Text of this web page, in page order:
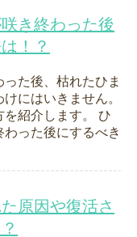
き終わった後
！？
た後、枯れたひま
にはいきません。
紹介します。 ひ
わった後にするべき
原因や復活さ